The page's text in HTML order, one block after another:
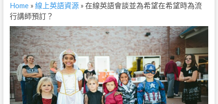
Home» 線上英語資源» 在線英語會談並為希望在希望時為流
行講師預訂？